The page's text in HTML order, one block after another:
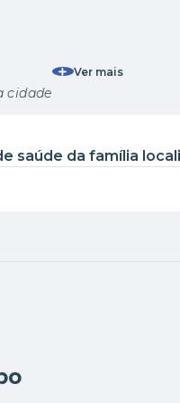
Pessoa com
cidade
Ver mais
saúde da família